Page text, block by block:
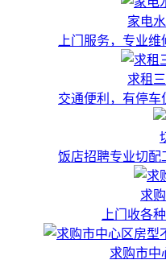
家电
上门服务，专业
求租
交通便利，有停车
饭店招聘专业切配
求
上门收各
求购市中